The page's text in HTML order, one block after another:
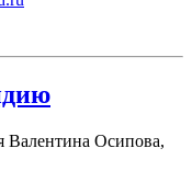
Валентина Осипова,